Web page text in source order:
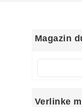
Magazin
Verlinke